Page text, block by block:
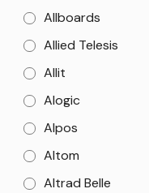
Allboards
Allied Telesis
Allit
Alogic
Alpos
Altom
Altrad Belle